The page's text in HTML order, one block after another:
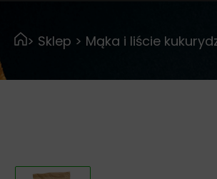
> Sklep > Mąka i liście